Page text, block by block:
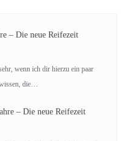
– Die neue Reifezeit
wenn ich dir hierzu ein paar
die…
– Die neue Reifezeit